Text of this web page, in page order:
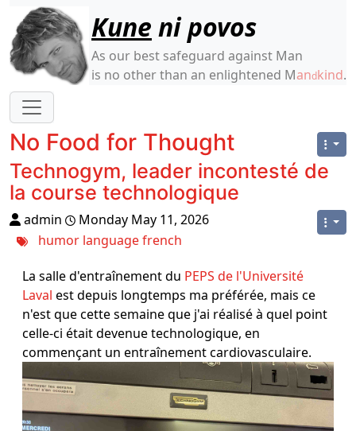
Site identity, navigation, etc.
Kune ni povos
As our best safeguard against Man
is no other than an enlightened Mandkind.
Navigation and related functionality
No Food for Thought
Technogym, leader incontesté de
la course technologique
admin
Monday May 11, 2026
humor languagefrench
La salle d'entraînement du PEPS de l'Université
Laval est depuis longtemps ma préférée, mais ce
n'est que cette semaine que j'ai réalisé à quel point
celle-ci était devenue technologique, en
commençant un entraînement cardiovasculaire.